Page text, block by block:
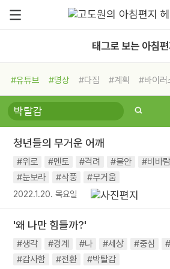
태그로 보는 아침편
#유튜브 #명상 #다짐 #계획 #바이러
#비전캠프
#독서캠프 #삶
#희망
#나눔 #친구 #링컨학교
#독서
#건강 #면역력
청년들의 무거운 어깨
#위로 #멘토 #격려 #불안 #비바람
#눈보라
#삭풍 #무거움
2022.1.20. 목요일
'왜 나만 힘들까?'
#생각 #경계 #나 #세상 #중심
#감사함
#전환 #박탈감